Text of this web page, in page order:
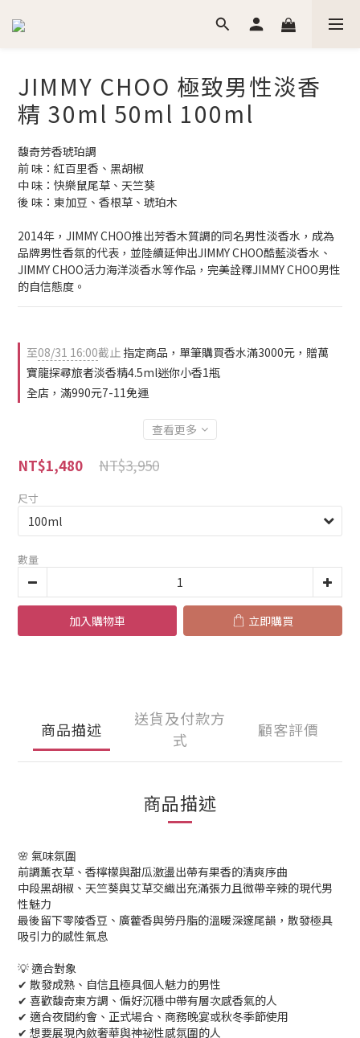
JIMMY CHOO 極致男性淡香
精 30ml 50ml 100ml
馥奇芳香琥珀調
前 味：紅百里香、黑胡椒
中 味：快樂鼠尾草、天竺葵
後 味：東加豆、香根草、琥珀木
2014年，JIMMY CHOO推出芳香木質調的同名男性淡香水，成為
品牌男性香氛的代表，並陸續延伸出JIMMY CHOO酷藍淡香水、
JIMMY CHOO活力海洋淡香水等作品，完美詮釋JIMMY CHOO男性
的自信態度。
至08/31 16:00截止 指定商品，單筆購買香水滿3000元，贈萬
寶龍探尋旅者淡香精4.5ml迷你小香1瓶
全店，滿990元7-11免運
查看更多
NT$3,950
NT$1,480
尺寸
數量
加入購物車 立即購買
商品描述
送貨及付款方
式
顧客評價
商品描述
🌸 氣味氛圍
前調薰衣草、香檸檬與甜瓜激盪出帶有果香的清爽序曲
中段黑胡椒、天竺葵與艾草交織出充滿張力且微帶辛辣的現代男
性魅力
最後留下零陵香豆、廣藿香與勞丹脂的溫暖深邃尾韻，散發極具
吸引力的感性氣息
💡 適合對象
✔ 散發成熟、自信且極具個人魅力的男性
✔ 喜歡馥奇東方調、偏好沉穩中帶有層次感香氣的人
✔ 適合夜間約會、正式場合、商務晚宴或秋冬季節使用
✔ 想要展現內斂奢華與神祕性感氛圍的人